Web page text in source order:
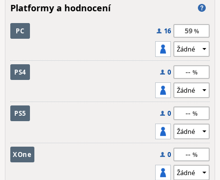
Platformy a hodnocení
PC 16 59
PS4 0 --
PS5 0 --
XOne 0 --